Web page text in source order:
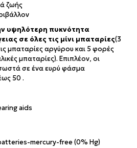
ζωής
υψηλότερη πυκνότητα
σε όλες τις μίνι μπαταρίες(3
μπαταρίες αργύρου και 5 φορές
μπαταρίες). Επιπλέον, οι
σε ένα ευρύ φάσμα
50 .
aids
mercury-free (0% Hg)